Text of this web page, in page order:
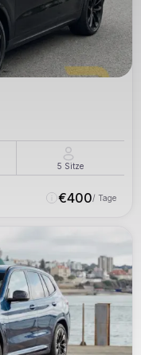
5 Sitze
€400/ Tage